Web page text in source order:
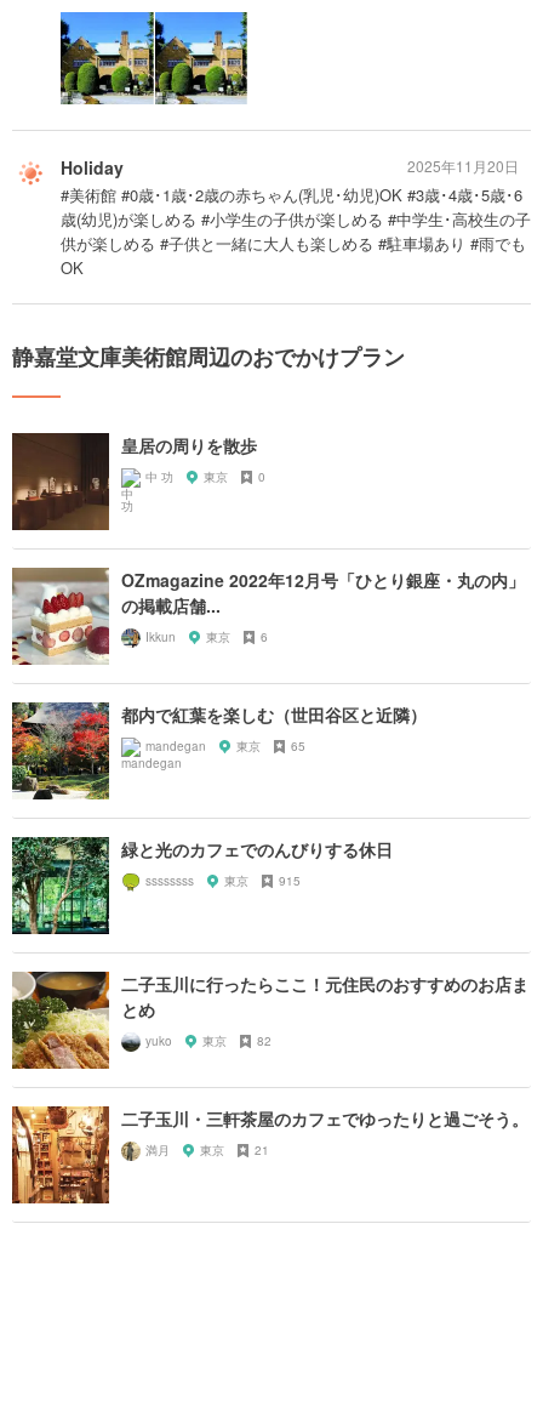
Holiday
#美術館 #0歳･1歳･2歳の赤ちゃん(乳児･幼児)OK #3歳･4歳･5歳･6
歳(幼児)が楽しめる #小学生の子供が楽しめる #中学生･高校生の子
供が楽しめる #子供と一緒に大人も楽しめる #駐車場あり #雨でも
OK
2025年11月20日
静嘉堂文庫美術館周辺のおでかけプラン
皇居の周りを散歩
中 功 東京 0
OZmagazine 2022年12月号「ひとり銀座・丸の内」
の掲載店舗...
Ikkun 東京 6
都内で紅葉を楽しむ（世田谷区と近隣）
mandegan 東京 65
緑と光のカフェでのんびりする休日
ssssssss 東京 915
二子玉川に行ったらここ！元住民のおすすめのお店ま
とめ
yuko 東京 82
二子玉川・三軒茶屋のカフェでゆったりと過ごそう。
満月 東京 21